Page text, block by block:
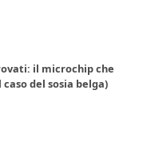
il microchip che
del sosia belga)